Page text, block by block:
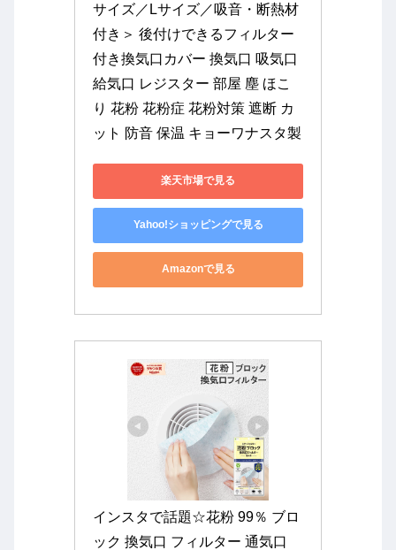
サイズ／Lサイズ／吸音・断熱材
付き＞ 後付けできるフィルター
付き換気口カバー 換気口 吸気口
給気口 レジスター 部屋 塵 ほこ
り 花粉 花粉症 花粉対策 遮断 カ
ット 防音 保温 キョーワナスタ製
楽天市場で見る
Yahoo!ショッピングで見る
Amazonで見る
インスタで話題☆花粉 99％ ブロ
ック 換気口 フィルター 通気口